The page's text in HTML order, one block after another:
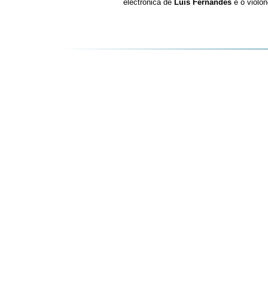
electrónica de Luís Fernandese o